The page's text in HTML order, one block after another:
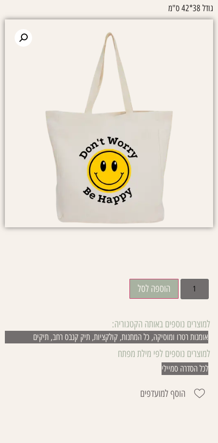
גודל 38*42 ס"מ
הוספה לסל
למוצרים נוספים באותה הקטגוריה:
אומנות רטרו ומוסיקה, כל המתנות, קולקציות, תיק קנבס רחב, תיקים
למוצרים נוספים לפי מילת מפתח
לכל הסדרה סמיילי
הוסף למועדפים